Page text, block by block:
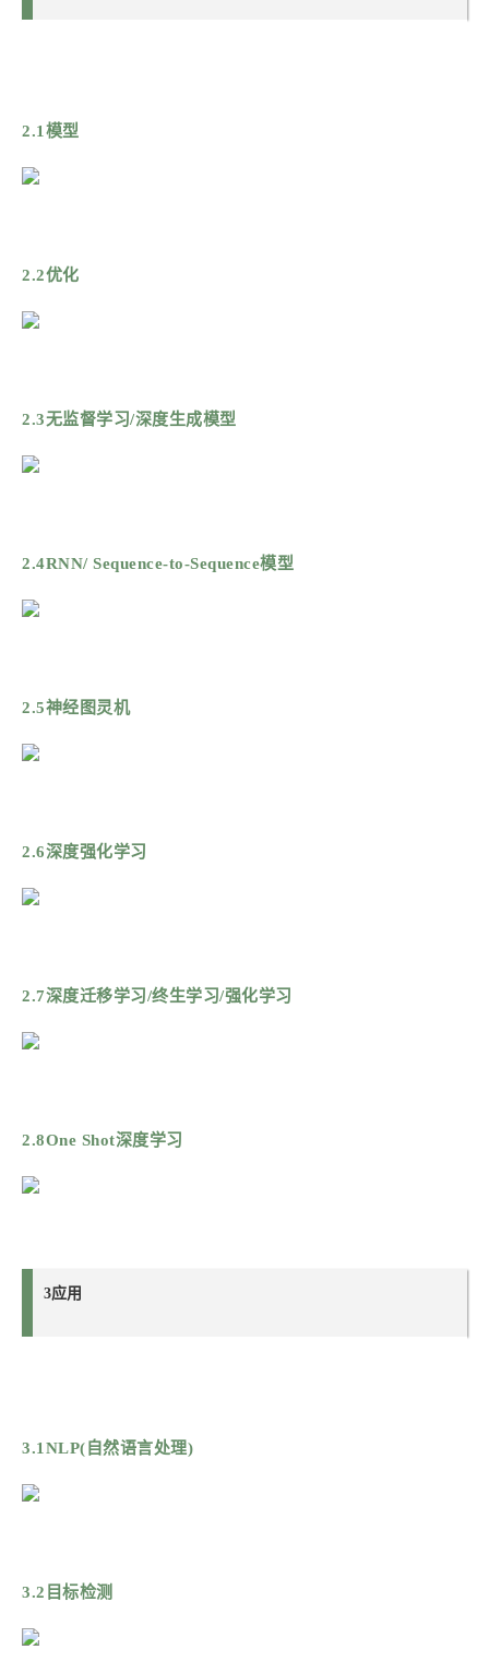
2.1模型
2.2优化
2.3无监督学习/深度生成模型
2.4RNN/ Sequence-to-Sequence模型
2.5神经图灵机
2.6深度强化学习
2.7深度迁移学习/终生学习/强化学习
2.8One Shot深度学习
3应用
3.1NLP(自然语言处理)
3.2目标检测